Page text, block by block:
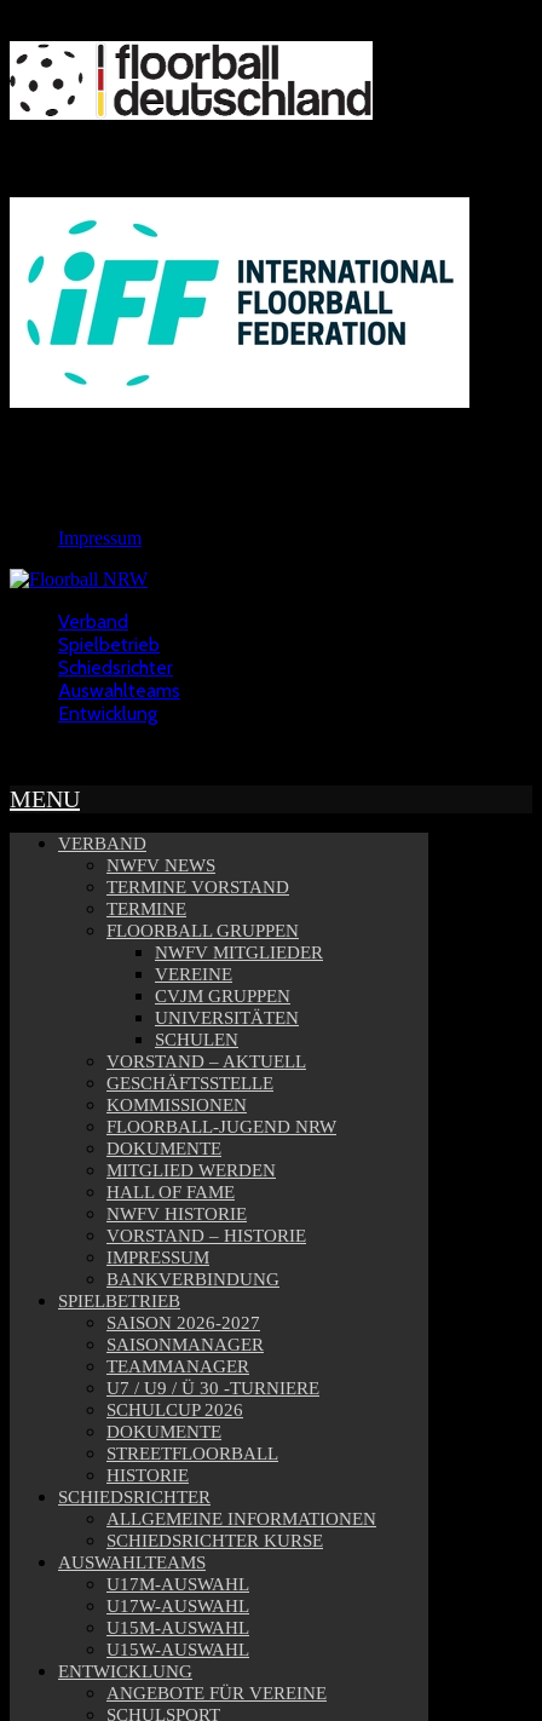
Impressum
Verband
Spielbetrieb
Schiedsrichter
Auswahlteams
Entwicklung
MENU
VERBAND
NWFV NEWS
TERMINE VORSTAND
TERMINE
FLOORBALL GRUPPEN
NWFV MITGLIEDER
VEREINE
CVJM GRUPPEN
UNIVERSITÄTEN
SCHULEN
VORSTAND – AKTUELL
GESCHÄFTSSTELLE
KOMMISSIONEN
FLOORBALL-JUGEND NRW
DOKUMENTE
MITGLIED WERDEN
HALL OF FAME
NWFV HISTORIE
VORSTAND – HISTORIE
IMPRESSUM
BANKVERBINDUNG
SPIELBETRIEB
SAISON 2026-2027
SAISONMANAGER
TEAMMANAGER
U7 / U9 / Ü 30 -TURNIERE
SCHULCUP 2026
DOKUMENTE
STREETFLOORBALL
HISTORIE
SCHIEDSRICHTER
ALLGEMEINE INFORMATIONEN
SCHIEDSRICHTER KURSE
AUSWAHLTEAMS
U17M-AUSWAHL
U17W-AUSWAHL
U15M-AUSWAHL
U15W-AUSWAHL
ENTWICKLUNG
ANGEBOTE FÜR VEREINE
SCHULSPORT